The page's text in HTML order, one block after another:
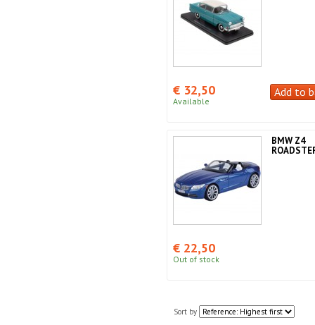
€ 32,50
Available
Add to
BMW Z4
€ 22,50
Out of stock
Sort by